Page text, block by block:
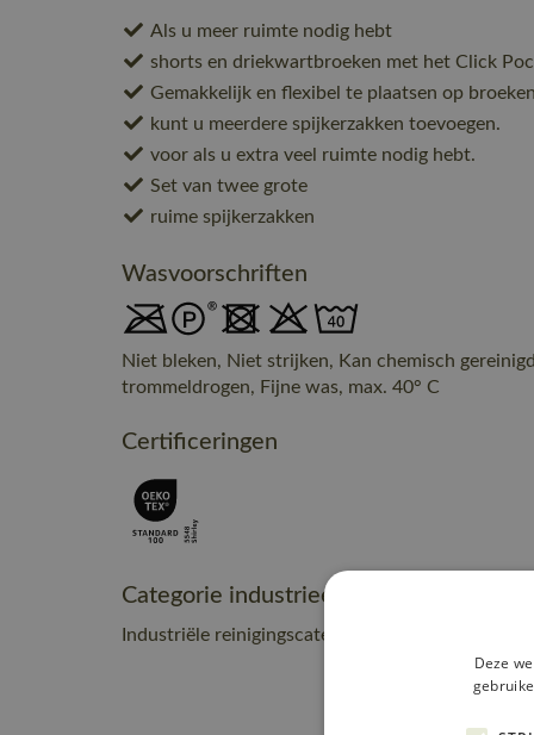
Als u meer ruimte nodig hebt
shorts en driekwartbroeken met het Click
Gemakkelijk en flexibel te plaatsen op
kunt u meerdere spijkerzakken toevoegen.
voor als u extra veel ruimte nodig hebt.
Set van twee grote
ruime spijkerzakken
Wasvoorschriften
Niet bleken, Niet strijken, Kan chemisch
trommeldrogen, Fijne was, max. 40° C
Certificeringen
Categorie industrieel onderhoud
Industriële reinigingscategorie C2
Deze